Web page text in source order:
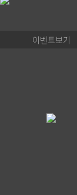
이벤트보기